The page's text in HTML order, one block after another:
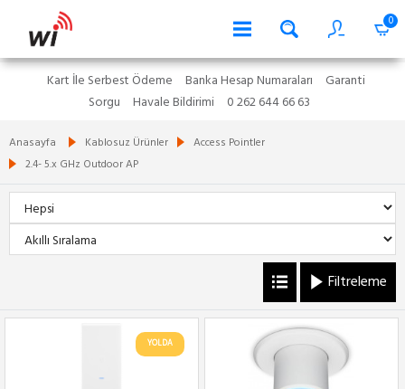
0
Kart İle Serbest Ödeme Banka Hesap Numaraları
Garanti
Sorgu
Havale Bildirimi 0 262 644 66 63
Anasayfa Kablosuz Ürünler
Access Pointler
2.4- 5.x GHz Outdoor AP
Filtreleme
YOLDA